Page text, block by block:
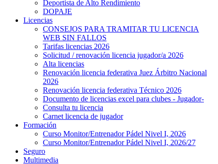
Deportista de Alto Rendimiento
DOPAJE
Licencias
CONSEJOS PARA TRAMITAR TU LICENCIA
WEB SIN FALLOS
Tarifas licencias 2026
Solicitud / renovación licencia jugador/a 2026
Alta licencias
Renovación licencia federativa Juez Árbitro Nacional
2026
Renovación licencia federativa Técnico 2026
Documento de licencias excel para clubes - Jugador-
Consulta tu licencia
Carnet licencia de jugador
Formación
Curso Monitor/Entrenador Pádel Nivel I, 2026
Curso Monitor/Entrenador Pádel Nivel I, 2026/27
Seguro
Multimedia